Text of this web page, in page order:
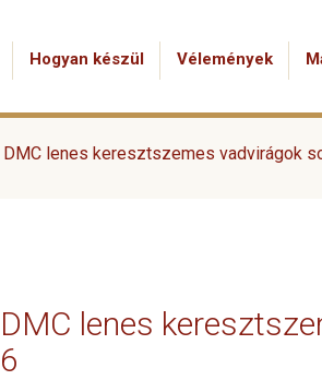
Hogyan készül Vélemények
DMC lenes keresztszemes vadvirágok
DMC lenes
6